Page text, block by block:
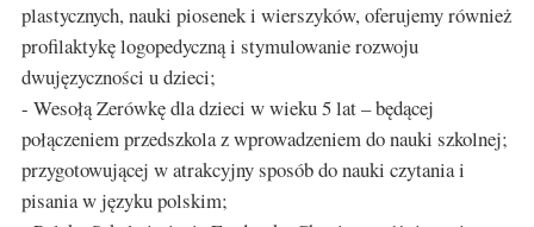
plastycznych, nauki piosenek i wierszyków, oferujemy również
profilaktykę logopedyczną i stymulowanie rozwoju
dwujęzyczności u dzieci;
- Wesołą Zerówkę dla dzieci w wieku 5 lat – będącej
połączeniem przedszkola z wprowadzeniem do nauki szkolnej;
przygotowującej w atrakcyjny sposób do nauki czytania i
pisania w języku polskim;